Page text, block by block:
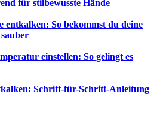
für stilbewusste Hände
entkalken: So bekommst du deine
einstellen: So gelingt es
Schritt-für-Schritt-Anleitung